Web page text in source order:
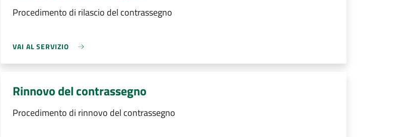
Procedimento di rilascio del contrassegno
VAI AL SERVIZIO
Rinnovo del contrassegno
Procedimento di rinnovo del contrassegno